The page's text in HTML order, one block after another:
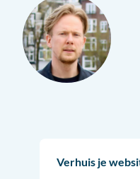
Verhuis je